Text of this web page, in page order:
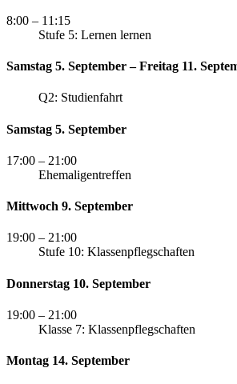
8:00 – 11:15
Stufe 5: Lernen lernen
Samstag 5. September – Freitag 11.
Q2: Studienfahrt
Samstag 5. September
17:00 – 21:00
Ehemaligentreffen
Mittwoch 9. September
19:00 – 21:00
Stufe 10: Klassenpflegschaften
Donnerstag 10. September
19:00 – 21:00
Klasse 7: Klassenpflegschaften
Montag 14. September